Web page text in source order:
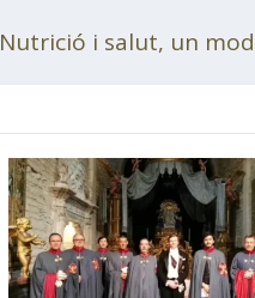
Nutrició i salut, un